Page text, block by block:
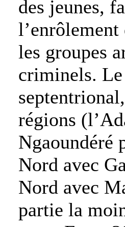
des jeunes,
les groupes
criminels.
régions
Ngaoundéré
Nord avec
Nord avec
partie la